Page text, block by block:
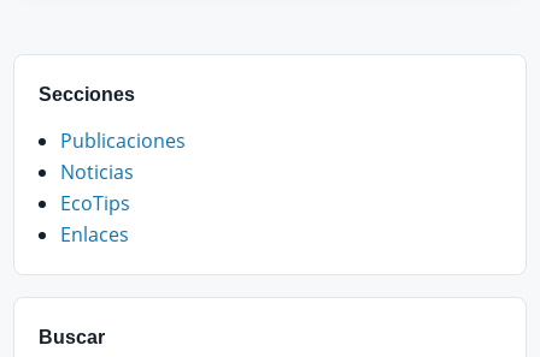
Secciones
Publicaciones
Noticias
EcoTips
Enlaces
Buscar